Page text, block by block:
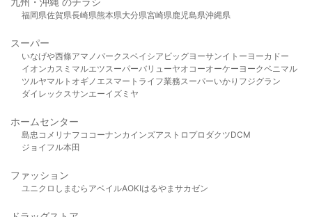
福岡県佐賀県長崎県熊本県大分県宮崎県鹿児島県沖縄県
スーパー
いなげや西條アマノパークスベイシア ビッグヨーサンイトーヨーカドー
イオンカスミ マルエツスーパーバリューヤオコーオーケー ヨークベニマル
ツルヤマルト オギノ エスマート ライフ業務スーパーいかり フジグラン
ダイレックスサンエーイズミヤ
ホームセンター
島忠 コメリ ナフコ コーナンカインズアストロプロダクツDCM
ジョイフル本田
ファッション
ユニクロ しまむら アベイルAOKIはるやま サカゼン